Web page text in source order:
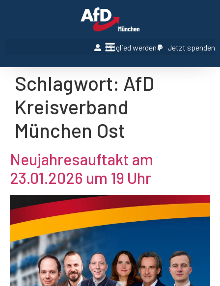
Mitglied werden Jetzt spenden
Schlagwort: AfD
Kreisverband
München Ost
Neujahresauftakt am
23.01.2026 um 19 Uhr